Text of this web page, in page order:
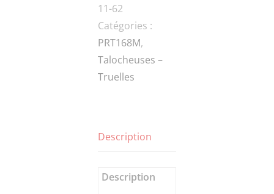
11-62
Catégories :
PRT168M,
Talocheuses –
Truelles
Description
Description